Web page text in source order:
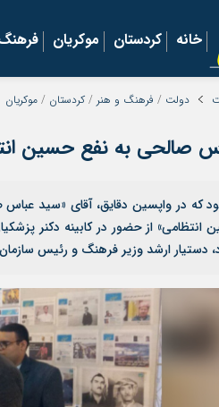
خانه کردستان موکریان
دولت / فرهنگ و هنر / کردستان / موکریان
صالحی به نفع حسین
که در واپسین دقایق، آقای «سید عباس
انتظامی» از حضور در کابینه دکنر
دستیار ارشد وزیر فرهنگ و رئیس